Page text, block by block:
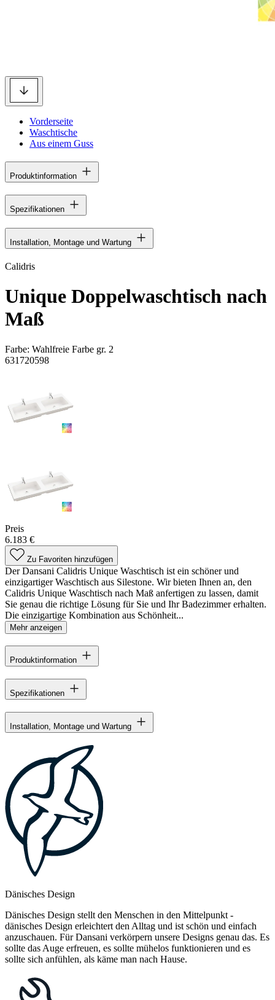
Vorderseite
Waschtische
Aus einem Guss
Produktinformation
Spezifikationen
Installation, Montage und Wartung
Calidris
Unique Doppelwaschtisch nach
Maß
Farbe: Wahlfreie Farbe gr. 2
631720598
Preis
6.183 €
Zu Favoriten hinzufügen
Der Dansani Calidris Unique Waschtisch ist ein schöner und
einzigartiger Waschtisch aus Silestone. Wir bieten Ihnen an, den
Calidris Unique Waschtisch nach Maß anfertigen zu lassen, damit
Sie genau die richtige Lösung für Sie und Ihr Badezimmer erhalten.
Die einzigartige Kombination aus Schönheit...
Mehr anzeigen
Produktinformation
Spezifikationen
Installation, Montage und Wartung
Dänisches Design
Dänisches Design stellt den Menschen in den Mittelpunkt -
dänisches Design erleichtert den Alltag und ist schön und einfach
anzuschauen. Für Dansani verkörpern unsere Designs genau das. Es
sollte das Auge erfreuen, es sollte mühelos funktionieren und es
sollte sich anfühlen, als käme man nach Hause.